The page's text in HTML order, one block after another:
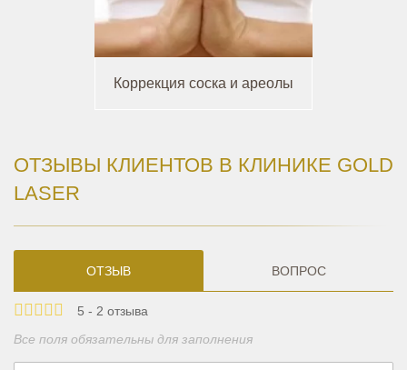
Коррекция соска и ареолы
ОТЗЫВЫ КЛИЕНТОВ В КЛИНИКЕ GOLD
LASER
ОТЗЫВ ВОПРОС
5 - 2 отзыва
Все поля обязательны для заполнения